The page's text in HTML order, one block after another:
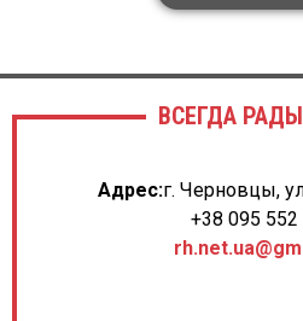
ВСЕГДА
Адрес:г. Черновцы,
+38 095 552